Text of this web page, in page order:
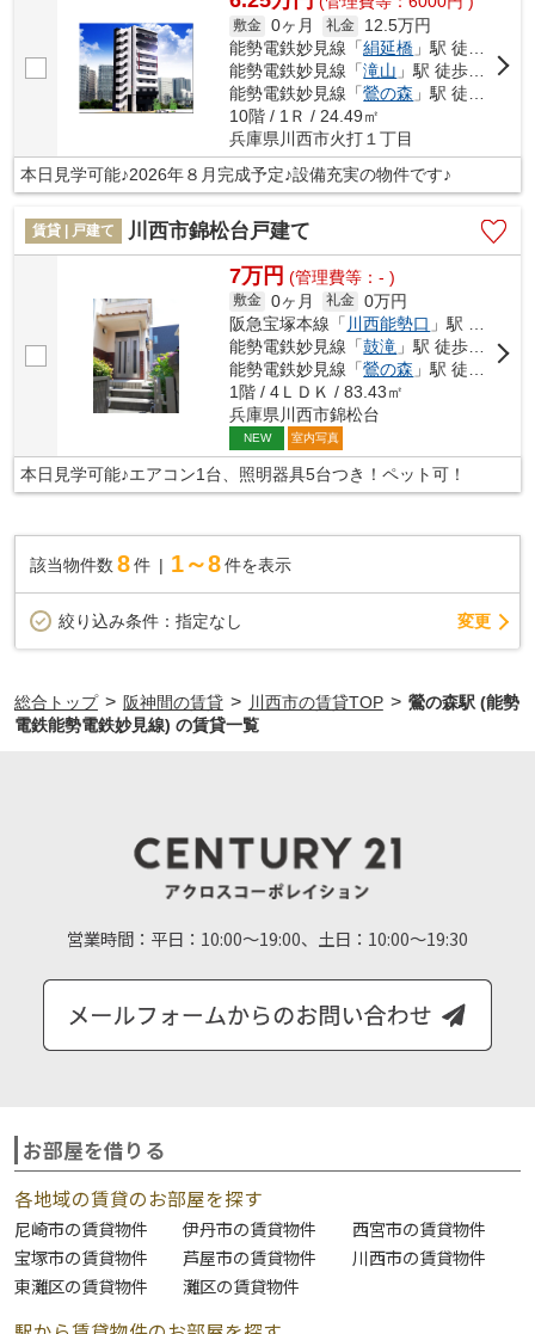
敷金 0ヶ月 礼金
12.5万円
能勢電鉄妙見線「絹延橋 」駅 徒歩9分
能勢電鉄妙見線「滝山 」駅 徒歩9分
能勢電鉄妙見線「鶯の森 」駅 徒歩18分
10階 / 1Ｒ / 24.49㎡
兵庫県川西市火打１丁目
本日見学可能♪2026年８月完成予定♪設備充実の物件です♪
賃貸 | 戸建て 川西市錦松台戸建て
7万円 (管理費等：- )
敷金 0ヶ月 礼金 0万円
阪急宝塚本線「 川西能勢口 」駅 バス6分 「鴬台」 停歩4分
能勢電鉄妙見線「鼓滝 」駅 徒歩17分
能勢電鉄妙見線「鶯の森 」駅 徒歩20分
1階 / 4ＬＤＫ / 83.43㎡
兵庫県川西市錦松台
NEW 室内写真
本日見学可能♪エアコン1台、照明器具5台つき！ペット可！
該当物件数 8件 1～8 件を表示
絞り込み条件： 指定なし 変更
総合トップ > 阪神間の賃貸 > 川西市の賃貸TOP > 鶯の森駅 (能勢
電鉄能勢電鉄妙見線) の賃貸一覧
営業時間： 平日：10:00～19:00、土日：10:00～19:30
お部屋を借りる
各地域の賃貸のお部屋を探す
尼崎市の賃貸物件 伊丹市の賃貸物件
西宮市の賃貸物件
宝塚市の賃貸物件
芦屋市の賃貸物件
川西市の賃貸物件
東灘区の賃貸物件
灘区の賃貸物件